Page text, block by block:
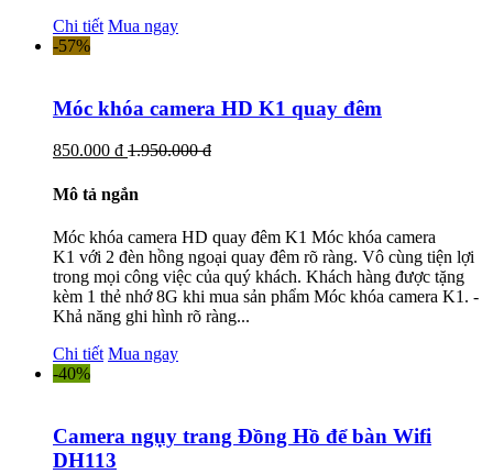
Chi tiết Mua ngay
-57%
Móc khóa camera HD K1 quay đêm
850.000 đ 1.950.000 đ
Mô tả ngắn
Móc khóa camera HD quay đêm K1 Móc khóa camera
K1 với 2 đèn hồng ngoại quay đêm rõ ràng. Vô cùng tiện lợi
trong mọi công việc của quý khách. Khách hàng được tặng
kèm 1 thẻ nhớ 8G khi mua sản phẩm Móc khóa camera K1. -
Khả năng ghi hình rõ ràng...
Chi tiết Mua ngay
-40%
Camera ngụy trang Đồng Hồ để bàn Wifi
DH113